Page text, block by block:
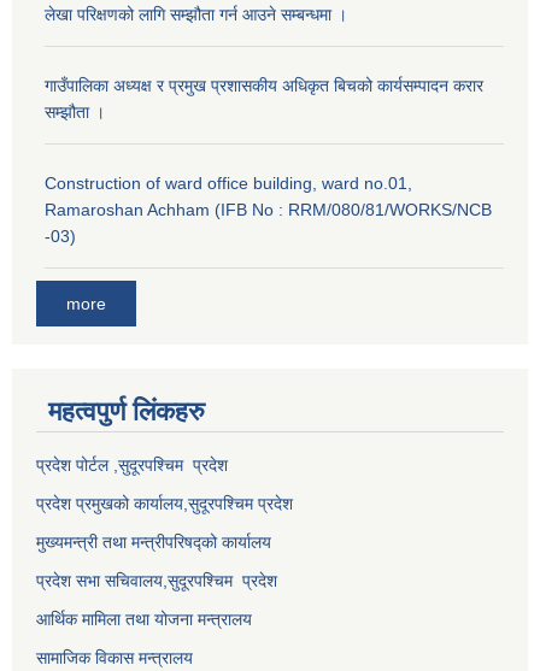
लेखा परिक्षणको लागि सम्झौता गर्न आउने सम्बन्धमा ।
गाउँपालिका अध्यक्ष र प्रमुख प्रशासकीय अधिकृत बिचको कार्यसम्पादन करार
सम्झौता ।
Construction of ward office building, ward no.01,
Ramaroshan Achham (IFB No : RRM/080/81/WORKS/NCB
-03)
more
महत्वपुर्ण लि‌ंकहरु
प्रदेश पोर्टल ,सुदूरपश्चिम प्रदेश
प्रदेश प्रमुखको कार्यालय,सुदूरपश्चिमप्रदेश
मुख्यमन्त्री तथा मन्त्रीपरिषद्को कार्यालय
प्रदेश सभा सचिवालय,सुदूरपश्चिम प्रदेश
आर्थिक मामिला तथा योजना मन्त्रालय
सामाजिक विकास मन्त्रालय